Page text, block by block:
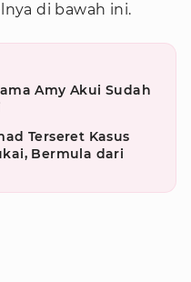
di bawah ini.
Amy Akui Sudah
Terseret Kasus
Bermula dari